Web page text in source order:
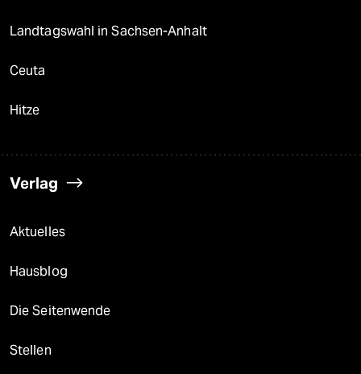
Landtagswahl in Sachsen-Anhalt
Ceuta
Hitze
Verlag
Aktuelles
Hausblog
Die Seitenwende
Stellen